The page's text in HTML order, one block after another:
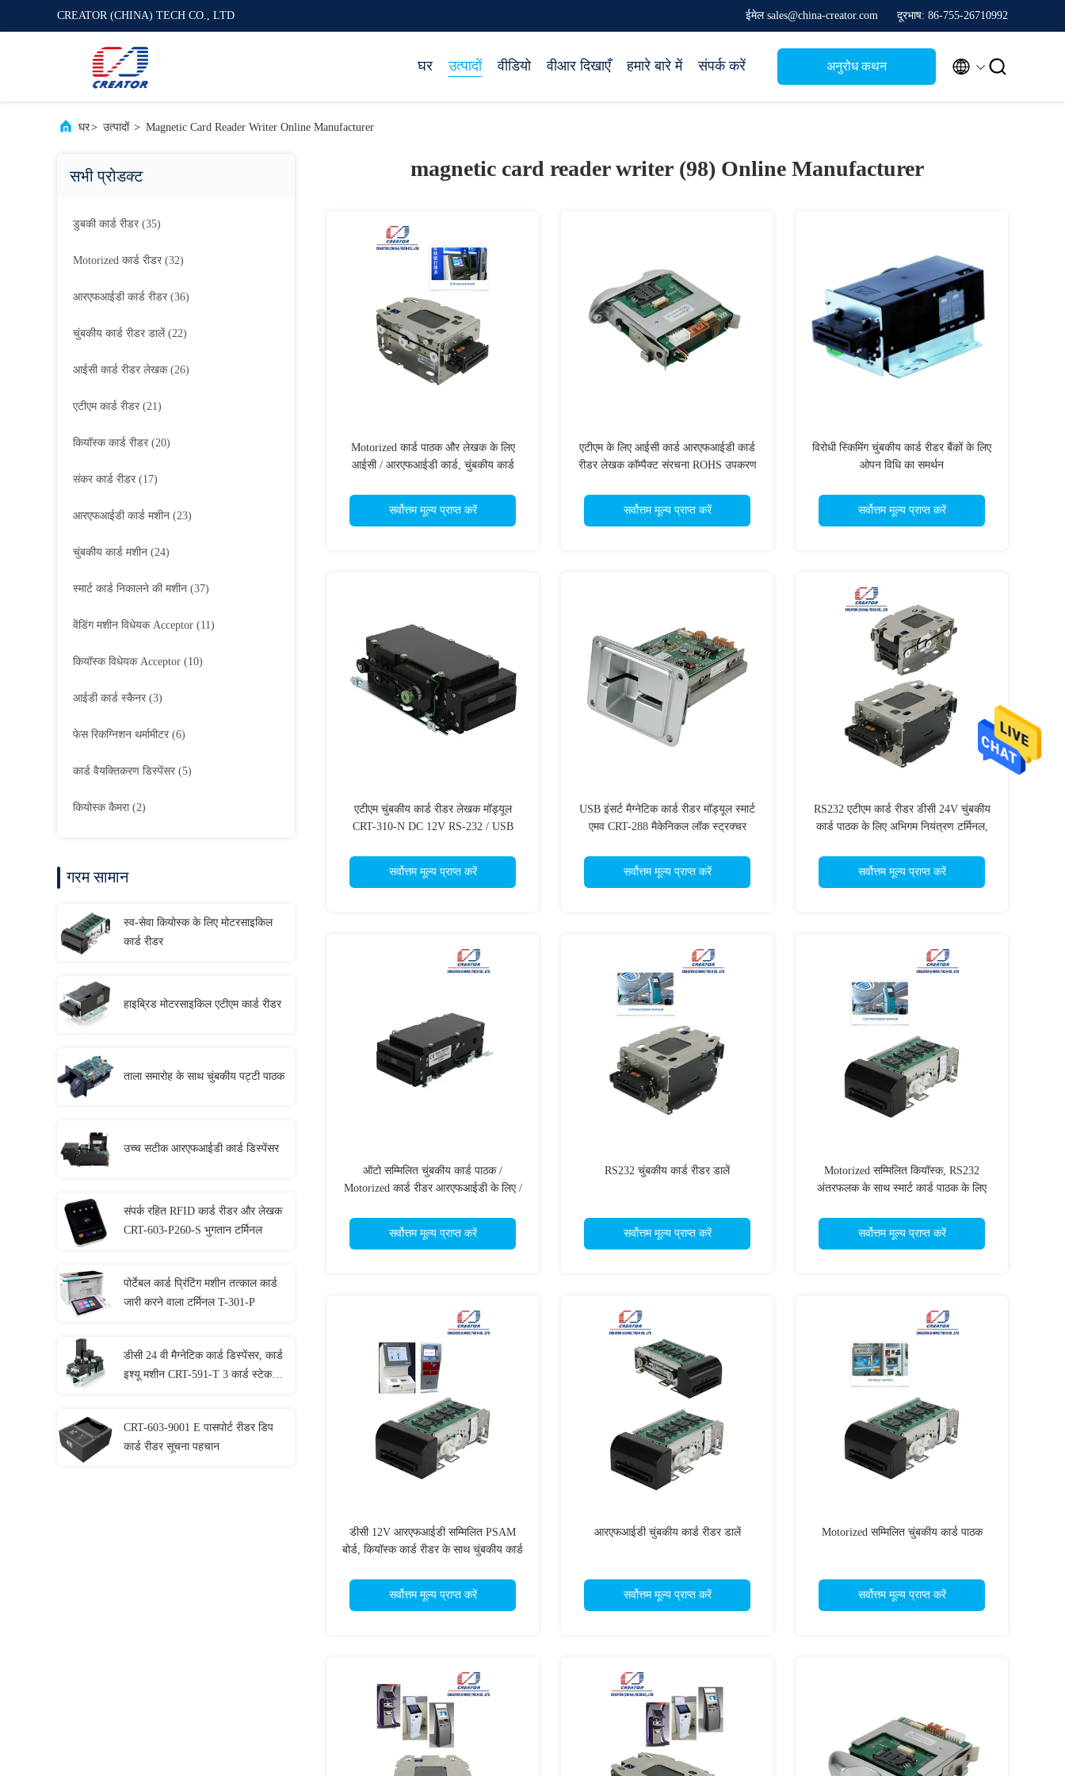
CREATOR (CHINA) TECH CO., LTD ईमेल sales@china-creator.com दूरभाष: 86-755-26710992
घर उत्पादों वीडियो वीआर दिखाएँ हमारे बारे में संपर्क करें अनुरोध कथन  
घर> उत्पादों > Magnetic Card Reader Writer Online Manufacturer
सभी प्रोडक्ट
डुबकी कार्ड रीडर(35)
Motorized कार्ड रीडर(32)
आरएफआईडी कार्ड रीडर(36)
चुंबकीय कार्ड रीडर डालें(22)
आईसी कार्ड रीडर लेखक(26)
एटीएम कार्ड रीडर(21)
कियॉस्क कार्ड रीडर(20)
संकर कार्ड रीडर(17)
आरएफआईडी कार्ड मशीन (23)
चुंबकीय कार्ड मशीन (24)
स्मार्ट कार्ड निकालने की मशीन (37)
वेंडिंग मशीन विधेयक Acceptor (11)
कियॉस्क विधेयक Acceptor (10)
आईडी कार्ड स्कैनर(3)
फेस रिकग्निशन थर्मामीटर(6)
कार्ड वैयक्तिकरण डिस्पेंसर(5)
कियोस्क कैमरा(2)
गरम सामान
स्व-सेवा कियोस्क के लिए मोटरसाइकिल
कार्ड रीडर
हाइब्रिड मोटरसाइकिल एटीएम कार्ड रीडर
ताला समारोह के साथ चुंबकीय पट्टी पाठक
उच्च सटीक आरएफआईडी कार्ड डिस्पेंसर
संपर्क रहित RFID कार्ड रीडर और लेखक
CRT-603-P260-S भुगतान टर्मिनल
पोर्टेबल कार्ड प्रिंटिंग मशीन तत्काल कार्ड
जारी करने वाला टर्मिनल T-301-P
डीसी 24 वी मैग्नेटिक कार्ड डिस्पेंसर, कार्ड
इश्यू मशीन CRT-591-T 3 कार्ड स्टेकर
CRT-603-9001 E पासपोर्ट रीडर डिप
कार्ड रीडर सूचना पहचान
magnetic card reader writer (98) Online Manufacturer
Motorized कार्ड पाठक और लेखक के लिए
आईसी / आरएफआईडी कार्ड, चुंबकीय कार्ड
सर्वोत्तम मूल्य प्राप्त करें
एटीएम के लिए आईसी कार्ड आरएफआईडी कार्ड
रीडर लेखक कॉम्पैक्ट संरचना ROHS उपकरण
सर्वोत्तम मूल्य प्राप्त करें
विरोधी स्किमिंग चुंबकीय कार्ड रीडर बैंकों के लिए
ओपन विधि का समर्थन
सर्वोत्तम मूल्य प्राप्त करें
एटीएम चुंबकीय कार्ड रीडर लेखक मॉड्यूल
CRT-310-N DC 12V RS-232 / USB
सर्वोत्तम मूल्य प्राप्त करें
USB इंसर्ट मैग्नेटिक कार्ड रीडर मॉड्यूल स्मार्ट
एमव CRT-288 मैकेनिकल लॉक स्ट्रक्चर
सर्वोत्तम मूल्य प्राप्त करें
RS232 एटीएम कार्ड रीडर डीसी 24V चुंबकीय
कार्ड पाठक के लिए अभिगम नियंत्रण टर्मिनल,
सर्वोत्तम मूल्य प्राप्त करें
ऑटो सम्मिलित चुंबकीय कार्ड पाठक /
Motorized कार्ड रीडर आरएफआईडी के लिए /
सर्वोत्तम मूल्य प्राप्त करें
RS232 चुंबकीय कार्ड रीडर डालें
सर्वोत्तम मूल्य प्राप्त करें
Motorized सम्मिलित कियॉस्क, RS232
अंतरफलक के साथ स्मार्ट कार्ड पाठक के लिए
सर्वोत्तम मूल्य प्राप्त करें
डीसी 12V आरएफआईडी सम्मिलित PSAM
बोर्ड, कियॉस्क कार्ड रीडर के साथ चुंबकीय कार्ड
सर्वोत्तम मूल्य प्राप्त करें
आरएफआईडी चुंबकीय कार्ड रीडर डालें
सर्वोत्तम मूल्य प्राप्त करें
Motorized सम्मिलित चुंबकीय कार्ड पाठक
सर्वोत्तम मूल्य प्राप्त करें